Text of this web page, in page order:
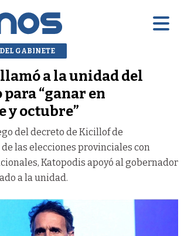
GABINETE
a la unidad del
“ganar en
y octubre”
del decreto de Kicillof de
las elecciones provinciales con
Katopodis apoyó al gobernador
a la unidad.